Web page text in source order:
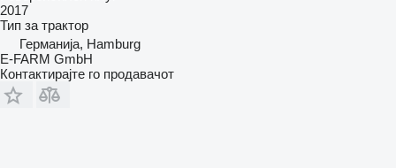
2017
Тип за трактор
Германија, Hamburg
E-FARM GmbH
Контактирајте го продавачот